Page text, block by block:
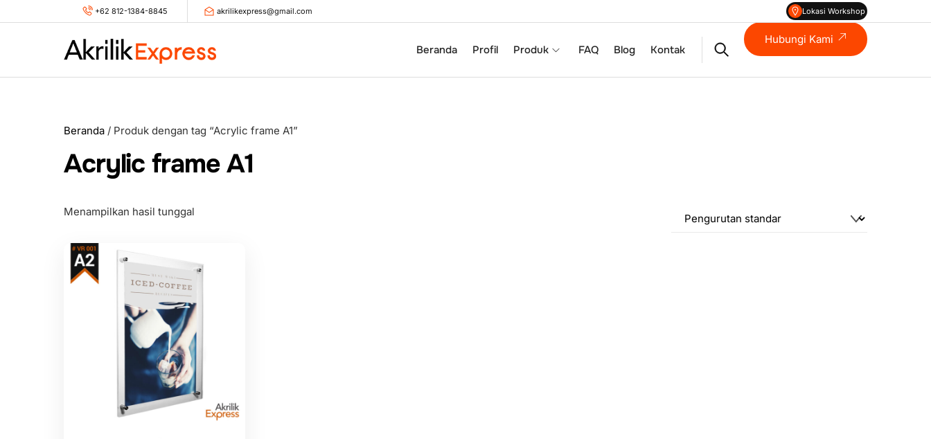
to
+62 812-1384-8845 akrilikexpress@gmail.com Lokasi Workshop
Search
Beranda Profil Produk FAQ Blog Kontak
Hubungi Kami
Beranda / Produk dengan tag “Acrylic frame A1”
Acrylic frame A1
Menampilkan hasil tunggal